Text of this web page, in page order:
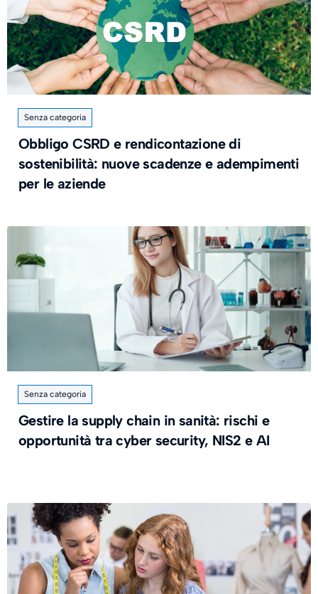
Senza categoria
Obbligo CSRD e rendicontazione di
sostenibilità: nuove scadenze e adempimenti
per le aziende
Senza categoria
Gestire la supply chain in sanità: rischi e
opportunità tra cyber security, NIS2 e AI